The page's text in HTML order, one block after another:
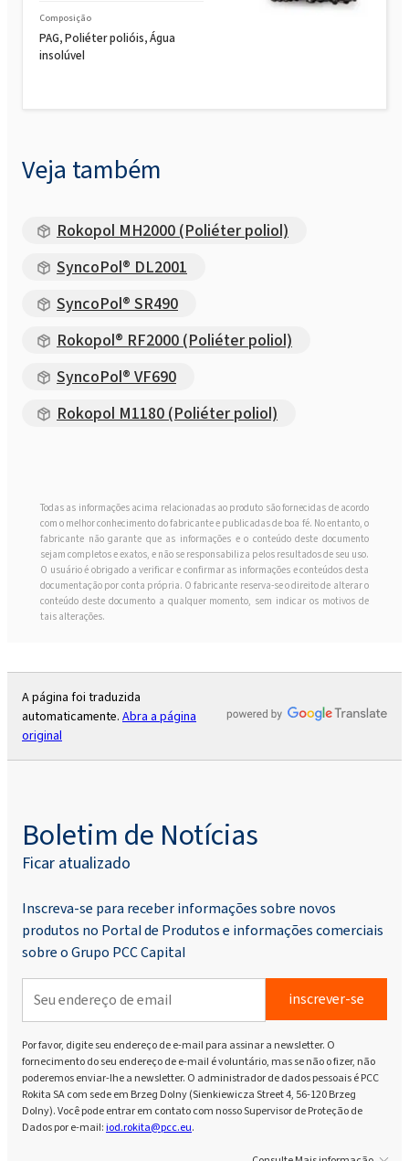
Composição
PAG, Poliéter polióis, Água
insolúvel
Veja também
Rokopol MH2000 (Poliéter poliol)
SyncoPol® DL2001
SyncoPol® SR490
Rokopol® RF2000 (Poliéter poliol)
SyncoPol® VF690
Rokopol M1180 (Poliéter poliol)
Todas as informações acima relacionadas ao produto são fornecidas de acordo
com o melhor conhecimento do fabricante e publicadas de boa fé. No entanto, o
fabricante não garante que as informações e o conteúdo deste documento
sejam completos e exatos, e não se responsabiliza pelos resultados de seu uso.
O usuário é obrigado a verificar e confirmar as informações e conteúdos desta
documentação por conta própria. O fabricante reserva-se o direito de alterar o
conteúdo deste documento a qualquer momento, sem indicar os motivos de
tais alterações.
A página foi traduzida
automaticamente. Abra a página
original
Boletim de Notícias
Ficar atualizado
Inscreva-se para receber informações sobre novos
produtos no Portal de Produtos e informações comerciais
sobre o Grupo PCC Capital
inscrever-se
Por favor, digite seu endereço de e-mail para assinar a newsletter. O
fornecimento do seu endereço de e-mail é voluntário, mas se não o fizer, não
poderemos enviar-lhe a newsletter. O administrador de dados pessoais é PCC
Rokita SA com sede em Brzeg Dolny (Sienkiewicza Street 4, 56-120 Brzeg
Dolny). Você pode entrar em contato com nosso Supervisor de Proteção de
Dados por e-mail:iod.rokita@pcc.eu.